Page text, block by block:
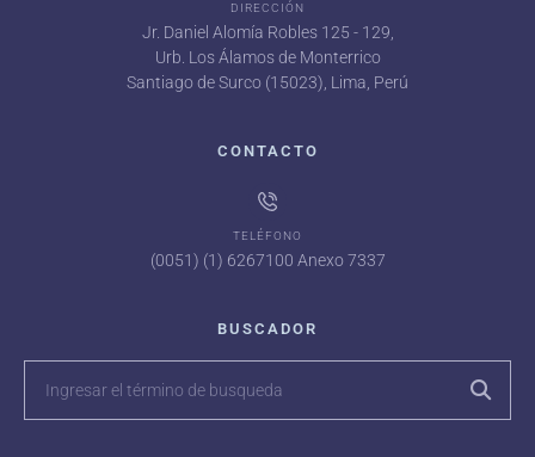
DIRECCIÓN
Jr. Daniel Alomía Robles 125 - 129,
Urb. Los Álamos de Monterrico
Santiago de Surco (15023), Lima, Perú
CONTACTO
TELÉFONO
(0051) (1) 6267100 Anexo 7337
BUSCADOR